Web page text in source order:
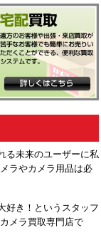
る未来のユーザーに私
ラやカメラ用品は必
好き！というスタッフ
メラ買取専門店で